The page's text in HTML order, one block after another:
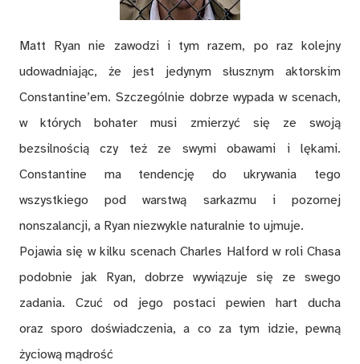
Matt Ryan nie zawodzi i tym razem, po raz kolejny
udowadniając, że jest jedynym słusznym aktorskim
Constantine’em. Szczególnie dobrze wypada w scenach,
w których bohater musi zmierzyć się ze swoją
bezsilnością czy też ze swymi obawami i lękami.
Constantine ma tendencję do ukrywania tego
wszystkiego pod warstwą sarkazmu i pozornej
nonszalancji, a Ryan niezwykle naturalnie to ujmuje.
Pojawia się w kilku scenach Charles Halford w roli Chasa
podobnie jak Ryan, dobrze wywiązuje się ze swego
zadania. Czuć od jego postaci pewien hart ducha
oraz sporo doświadczenia, a co za tym idzie, pewną
życiową mądrość